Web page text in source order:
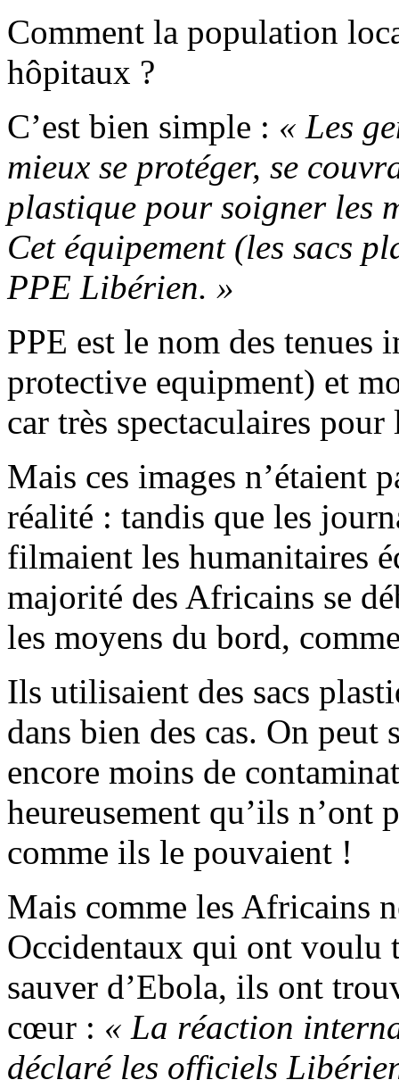
Comment la population
hôpitaux ?
C’est bien simple : « Les
mieux se protéger, se
plastique pour soigner les
Cet équipement (les sacs
PPE Libérien. »
PPE est le nom des tenues
protective equipment) et
car très spectaculaires pour
Mais ces images n’étaient
réalité : tandis que les
filmaient les humanitaires
majorité des Africains se
les moyens du bord,
Ils utilisaient des sacs
dans bien des cas. On
encore moins de
heureusement qu’ils n’ont
comme ils le pouvaient !
Mais comme les Africains
Occidentaux qui ont voulu
sauver d’Ebola, ils ont
cœur : « La réaction
déclaré les officiels